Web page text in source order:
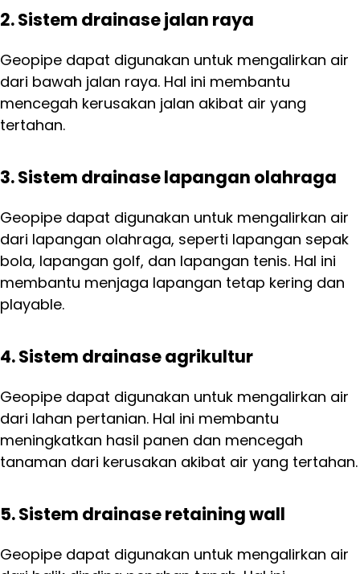
2. Sistem drainase jalan raya
Geopipe dapat digunakan untuk mengalirkan air
dari bawah jalan raya. Hal ini membantu
mencegah kerusakan jalan akibat air yang
tertahan.
3. Sistem drainase lapangan olahraga
Geopipe dapat digunakan untuk mengalirkan air
dari lapangan olahraga, seperti lapangan sepak
bola, lapangan golf, dan lapangan tenis. Hal ini
membantu menjaga lapangan tetap kering dan
playable.
4. Sistem drainase agrikultur
Geopipe dapat digunakan untuk mengalirkan air
dari lahan pertanian. Hal ini membantu
meningkatkan hasil panen dan mencegah
tanaman dari kerusakan akibat air yang tertahan.
5. Sistem drainase retaining wall
Geopipe dapat digunakan untuk mengalirkan air